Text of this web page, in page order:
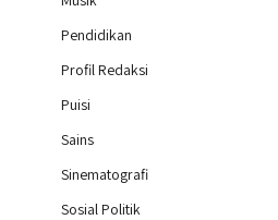
Pendidikan
Profil Redaksi
Puisi
Sains
Sinematografi
Sosial Politik